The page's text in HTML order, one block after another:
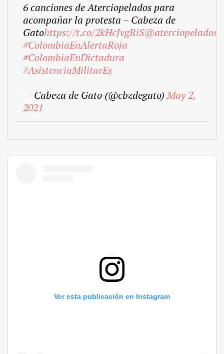
6 canciones de Aterciopelados para
acompañar la protesta – Cabeza de
Gatohttps://t.co/2kHcJvgRiS@aterciopelados
#ColombiaEnAlertaRoja
#ColombiaEnDictadura
#AsistenciaMilitarEs
— Cabeza de Gato (@cbzdegato)May 2,
2021
Ver esta publicación en Instagram